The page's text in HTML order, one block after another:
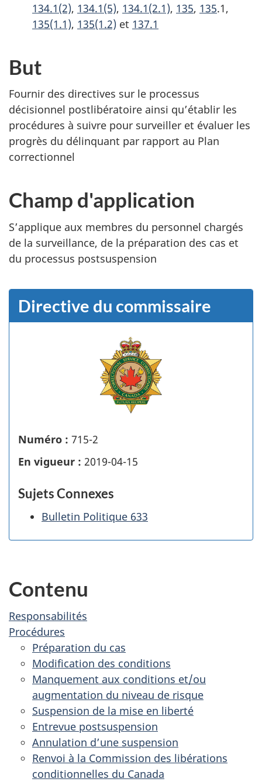
134.1(2), 134.1(5), 134.1(2.1), 135, 135.1,
135(1.1), 135(1.2) et 137.1
But
Fournir des directives sur le processus
décisionnel postlibératoire ainsi qu’établir les
procédures à suivre pour surveiller et évaluer les
progrès du délinquant par rapport au Plan
correctionnel
Champ d'application
S’applique aux membres du personnel chargés
de la surveillance, de la préparation des cas et
du processus postsuspension
Directive du commissaire
Numéro : 715-2
En vigueur : 2019-04-15
Sujets Connexes
Bulletin Politique 633
Contenu
Responsabilités
Procédures
Préparation du cas
Modification des conditions
Manquement aux conditions et/ou
augmentation du niveau de risque
Suspension de la mise en liberté
Entrevue postsuspension
Annulation d’une suspension
Renvoi à la Commission des libérations
conditionnelles du Canada